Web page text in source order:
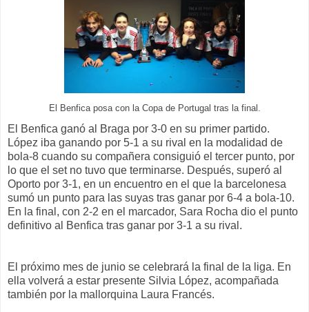
El Benfica posa con la Copa de Portugal tras la final.
El Benfica ganó al Braga por 3-0 en su primer partido.
López iba ganando por 5-1 a su rival en la modalidad de
bola-8 cuando su compañera consiguió el tercer punto, por
lo que el set no tuvo que terminarse. Después, superó al
Oporto por 3-1, en un encuentro en el que la barcelonesa
sumó un punto para las suyas tras ganar por 6-4 a bola-10.
En la final, con 2-2 en el marcador, Sara Rocha dio el punto
definitivo al Benfica tras ganar por 3-1 a su rival.
El próximo mes de junio se celebrará la final de la liga. En
ella volverá a estar presente Silvia López, acompañada
también por la mallorquina Laura Francés.